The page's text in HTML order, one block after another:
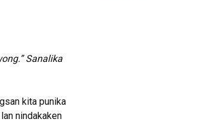
Sanalika
kita punika
nindakaken